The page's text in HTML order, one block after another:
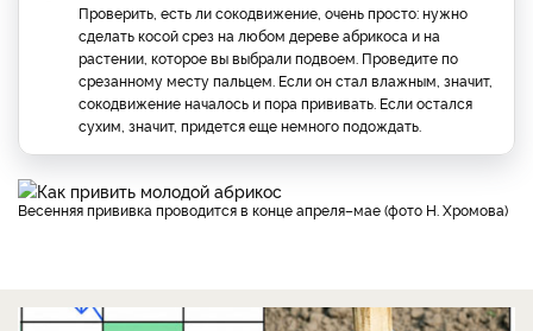
Проверить, есть ли сокодвижение, очень просто: нужно
сделать косой срез на любом дереве абрикоса и на
растении, которое вы выбрали подвоем. Проведите по
срезанному месту пальцем. Если он стал влажным, значит,
сокодвижение началось и пора прививать. Если остался
сухим, значит, придется еще немного подождать.
Весенняя прививка проводится в конце апреля–мае (фото Н. Хромова)